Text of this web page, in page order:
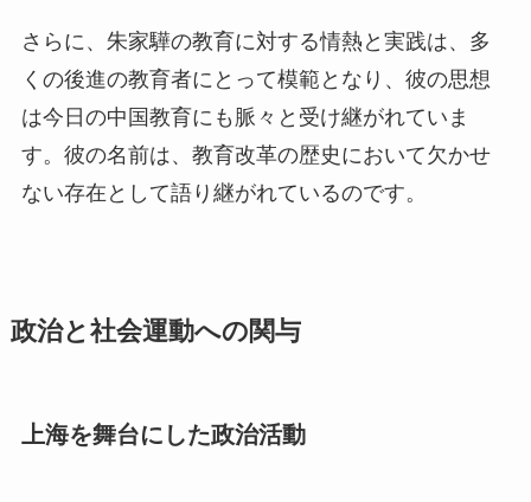
さらに、朱家驊の教育に対する情熱と実践は、多
くの後進の教育者にとって模範となり、彼の思想
は今日の中国教育にも脈々と受け継がれていま
す。彼の名前は、教育改革の歴史において欠かせ
ない存在として語り継がれているのです。
政治と社会運動への関与
上海を舞台にした政治活動